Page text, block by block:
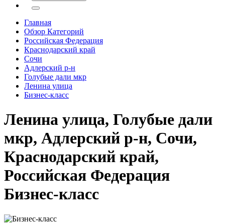
Главная
Обзор Категорий
Российская Федерация
Краснодарский край
Сочи
Адлерский р-н
Голубые дали мкр
Ленина улица
Бизнес-класс
Ленина улица, Голубые дали
мкр, Адлерский р-н, Сочи,
Краснодарский край,
Российская Федерация
Бизнес-класс